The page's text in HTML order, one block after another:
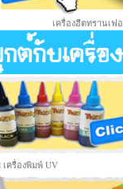
เครื่องฮีตทรานเฟ
เครื่องพิมพ์ UV